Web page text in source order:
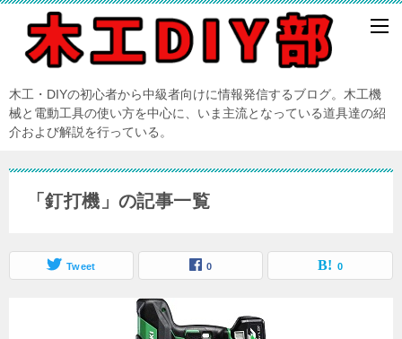
木工・DIYの初心者から中級者向けに情報発信するブログ。木工機
械と電動工具の使い方を中心に、いま主流となっている道具達の紹
介および解説を行っている。
「釘打機」の記事一覧
Tweet 0 0